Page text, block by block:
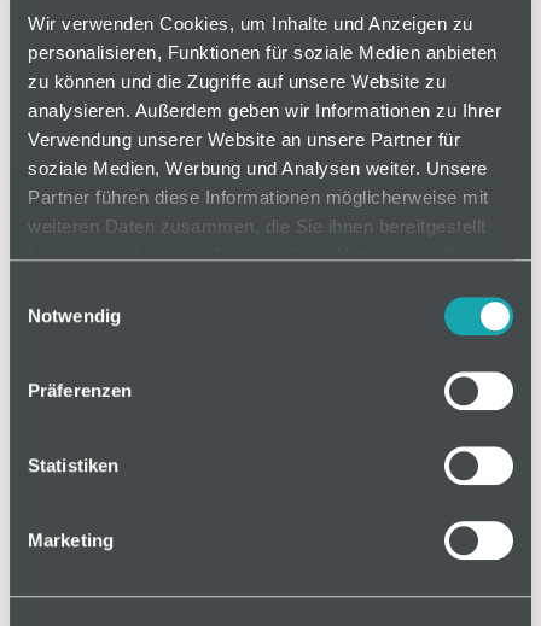
Wir verwenden Cookies, um Inhalte und Anzeigen zu
personalisieren, Funktionen für soziale Medien anbieten
zu können und die Zugriffe auf unsere Website zu
analysieren. Außerdem geben wir Informationen zu Ihrer
Verwendung unserer Website an unsere Partner für
soziale Medien, Werbung und Analysen weiter. Unsere
Partner führen diese Informationen möglicherweise mit
weiteren Daten zusammen, die Sie ihnen bereitgestellt
haben oder die sie im Rahmen Ihrer Nutzung der Dienste
Notwendig
Präferenzen
Statistiken
Marketing
Normschraube
auf Anfrage
Mindestbestellmenge: 1